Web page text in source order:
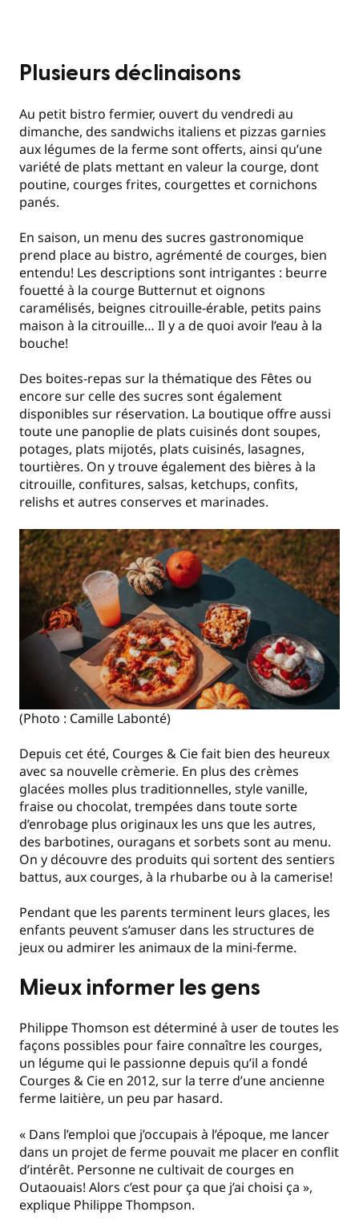
Plusieurs déclinaisons
Au petit bistro fermier, ouvert du vendredi au
dimanche, des sandwichs italiens et pizzas garnies
aux légumes de la ferme sont offerts, ainsi qu’une
variété de plats mettant en valeur la courge, dont
poutine, courges frites, courgettes et cornichons
panés.
En saison, un menu des sucres gastronomique
prend place au bistro, agrémenté de courges, bien
entendu! Les descriptions sont intrigantes : beurre
fouetté à la courge Butternut et oignons
caramélisés, beignes citrouille-érable, petits pains
maison à la citrouille… Il y a de quoi avoir l’eau à la
bouche!
Des boites-repas sur la thématique des Fêtes ou
encore sur celle des sucres sont également
disponibles sur réservation. La boutique offre aussi
toute une panoplie de plats cuisinés dont soupes,
potages, plats mijotés, plats cuisinés, lasagnes,
tourtières. On y trouve également des bières à la
citrouille, confitures, salsas, ketchups, confits,
relishs et autres conserves et marinades.
(Photo : Camille Labonté)
Depuis cet été, Courges & Cie fait bien des heureux
avec sa nouvelle crèmerie. En plus des crèmes
glacées molles plus traditionnelles, style vanille,
fraise ou chocolat, trempées dans toute sorte
d’enrobage plus originaux les uns que les autres,
des barbotines, ouragans et sorbets sont au menu.
On y découvre des produits qui sortent des sentiers
battus, aux courges, à la rhubarbe ou à la camerise!
Pendant que les parents terminent leurs glaces, les
enfants peuvent s’amuser dans les structures de
jeux ou admirer les animaux de la mini-ferme.
Mieux informer les gens
Philippe Thomson est déterminé à user de toutes les
façons possibles pour faire connaître les courges,
un légume qui le passionne depuis qu’il a fondé
Courges & Cie en 2012, sur la terre d’une ancienne
ferme laitière, un peu par hasard.
« Dans l’emploi que j’occupais à l’époque, me lancer
dans un projet de ferme pouvait me placer en conflit
d’intérêt. Personne ne cultivait de courges en
Outaouais! Alors c’est pour ça que j’ai choisi ça »,
explique Philippe Thompson.